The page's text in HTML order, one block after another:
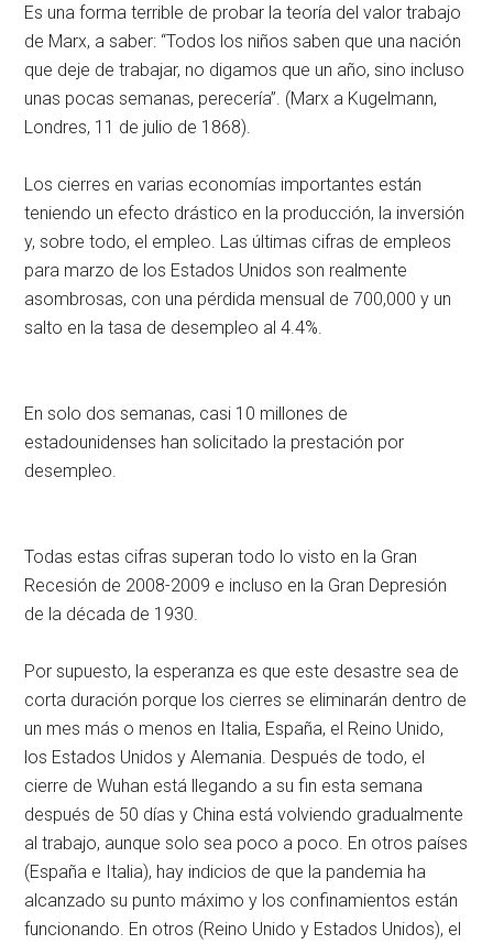
Es una forma terrible de probar la teoría del valor trabajo
de Marx, a saber: “Todos los niños saben que una nación
que deje de trabajar, no digamos que un año, sino incluso
unas pocas semanas, perecería”. (Marx a Kugelmann,
Londres, 11 de julio de 1868).
Los cierres en varias economías importantes están
teniendo un efecto drástico en la producción, la inversión
y, sobre todo, el empleo. Las últimas cifras de empleos
para marzo de los Estados Unidos son realmente
asombrosas, con una pérdida mensual de 700,000 y un
salto en la tasa de desempleo al 4.4%.
En solo dos semanas, casi 10 millones de
estadounidenses han solicitado la prestación por
desempleo.
Todas estas cifras superan todo lo visto en la Gran
Recesión de 2008-2009 e incluso en la Gran Depresión
de la década de 1930.
Por supuesto, la esperanza es que este desastre sea de
corta duración porque los cierres se eliminarán dentro de
un mes más o menos en Italia, España, el Reino Unido,
los Estados Unidos y Alemania. Después de todo, el
cierre de Wuhan está llegando a su fin esta semana
después de 50 días y China está volviendo gradualmente
al trabajo, aunque solo sea poco a poco. En otros países
(España e Italia), hay indicios de que la pandemia ha
alcanzado su punto máximo y los confinamientos están
funcionando. En otros (Reino Unido y Estados Unidos), el